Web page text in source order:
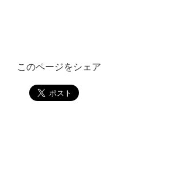
このページをシェア